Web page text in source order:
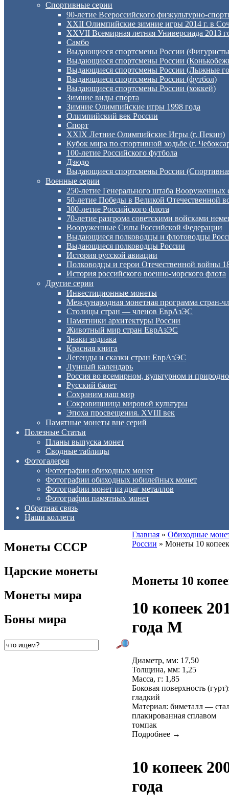
Спортивные серии
90-летие Всероссийского физкультурно-
XXII Олимпийские зимние игры 2014 г. в
XXVII Всемирная летняя Универсиада 2013
Самбо
Выдающиеся спортсмены России
Выдающиеся спортсмены России
Выдающиеся спортсмены России (Лыжные
Выдающиеся спортсмены России (футбол)
Выдающиеся спортсмены России (хоккей)
Зимние виды спорта
Зимние Олимпийские игры 1998 года
Олимпийский век России
Спорт
XXIX Летние Олимпийские Игры (г. Пекин)
Кубок мира по спортивной ходьбе (г.
100-летие Российского футбола
Дзюдо
Выдающиеся спортсмены России
Военные серии
250-летие Генерального штаба
50-летие Победы в Великой Отечественной
300-летие Российского флота
70-летие разгрома советскими войсками
Вооруженные Силы Российской Федерации
Выдающиеся полководцы и флотоводцы
Выдающиеся полководцы России
История русской авиации
Полководцы и герои Отечественной войны
История российского военно-морского флота
Другие серии
Инвестиционные монеты
Международная монетная программа стран-
Столицы стран — членов ЕврАзЭС
Памятники архитектуры России
Животный мир стран ЕврАзЭС
Знаки зодиака
Красная книга
Легенды и сказки стран ЕврАзЭС
Лунный календарь
Россия во всемирном, культурном и
Русский балет
Сохраним наш мир
Сокровищница мировой культуры
Эпоха просвещения. XVIII век
Памятные монеты вне серий
Полезные Статьи
Планы выпуска монет
Сводные таблицы
Фотогалерея
Фотографии обиходных монет
Фотографии обиходных юбилейных монет
Фотографии монет из драг металлов
Фотографии памятных монет
Обратная связь
Наши коллеги
Монеты СССР
Царские монеты
Монеты мира
Боны мира
Главная » Обиходные
России » Монеты 10 копеек
Монеты 10
10 копеек
года М
Диаметр, мм: 17,50
Толщина, мм: 1,25
Масса, г: 1,85
Боковая поверхность
гладкий
Материал: биметалл —
плакированная сплавом
томпак
Подробнее →
10 копеек
года